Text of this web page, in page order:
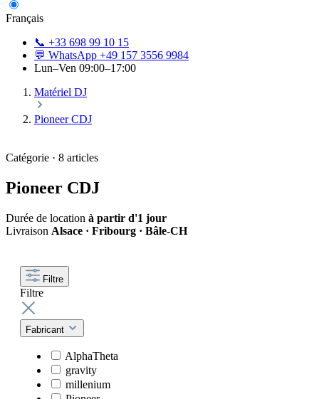
Français
📞 +33 698 99 10 15
💬 WhatsApp +49 157 3556 9984
Lun–Ven 09:00–17:00
Matériel DJ
Pioneer CDJ
Catégorie · 8 articles
Pioneer CDJ
Durée de location à partir d'1 jour
Livraison Alsace · Fribourg · Bâle-CH
Filtre
Filtre
Fabricant
AlphaTheta
gravity
millenium